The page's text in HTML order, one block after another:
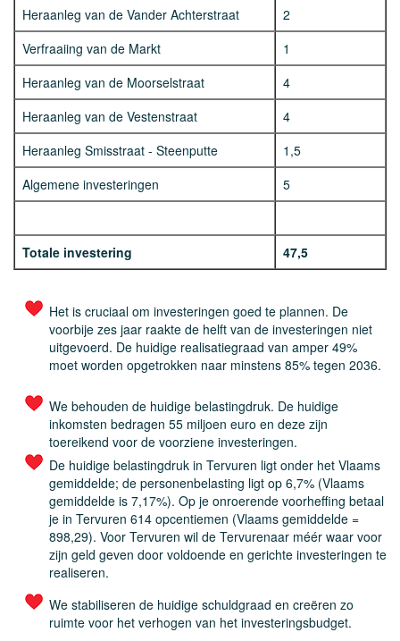
Heraanleg van de Vander Achterstraat
2
Verfraaiing van de Markt
1
Heraanleg van de Moorselstraat
4
Heraanleg van de Vestenstraat
4
Heraanleg Smisstraat - Steenputte
1,5
Algemene investeringen
5
Totale investering 47,5
Het is cruciaal om investeringen goed te plannen. De
voorbije zes jaar raakte de helft van de investeringen niet
uitgevoerd. De huidige realisatiegraad van amper 49%
moet worden opgetrokken naar minstens 85% tegen 2036.
We behouden de huidige belastingdruk. De huidige
inkomsten bedragen 55 miljoen euro en deze zijn
toereikend voor de voorziene investeringen.
De huidige belastingdruk in Tervuren ligt onder het Vlaams
gemiddelde; de personenbelasting ligt op 6,7% (Vlaams
gemiddelde is 7,17%). Op je onroerende voorheffing betaal
je in Tervuren 614 opcentiemen (Vlaams gemiddelde =
898,29). Voor Tervuren wil de Tervurenaar méér waar voor
zijn geld geven door voldoende en gerichte investeringen te
realiseren.
We stabiliseren de huidige schuldgraad en creëren zo
ruimte voor het verhogen van het investeringsbudget.